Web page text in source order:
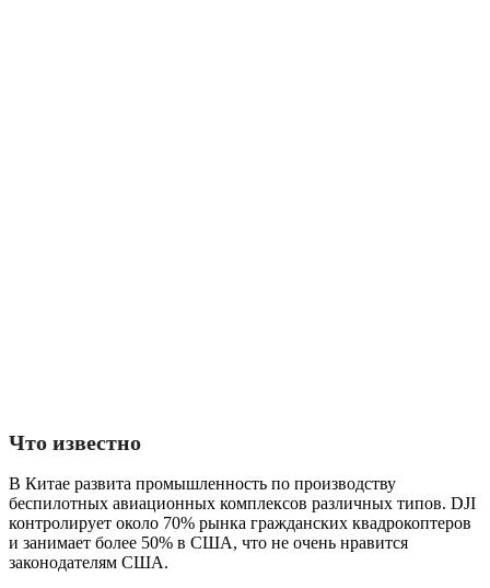
Что известно
В Китае развита промышленность по производству
беспилотных авиационных комплексов различных типов. DJI
контролирует около 70% рынка гражданских квадрокоптеров
и занимает более 50% в США, что не очень нравится
законодателям США.